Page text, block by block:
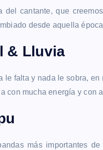
cantante, que
desde aquella
& Lluvia
falta y nada le sobra,
con mucha energía y con
más importantes